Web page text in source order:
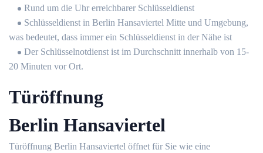
Rund um die Uhr erreichbarer Schlüsseldienst
Schlüsseldienst in Berlin Hansaviertel Mitte und Umgebung,
was bedeutet, dass immer ein Schlüsseldienst in der Nähe ist
Der Schlüsselnotdienst ist im Durchschnitt innerhalb von 15-
20 Minuten vor Ort.
Türöffnung
Berlin Hansaviertel
Türöffnung Berlin Hansaviertel öffnet für Sie wie eine